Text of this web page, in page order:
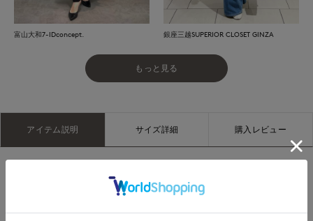
富山大和7-IDconcept. 銀座三越SUPERIOR CLOSET GINZA
もっと見る
アイテム説明 サイズ詳細 購入レビュー
ディテールを削ぎ落としたクリーンなデザインのコートは、バ